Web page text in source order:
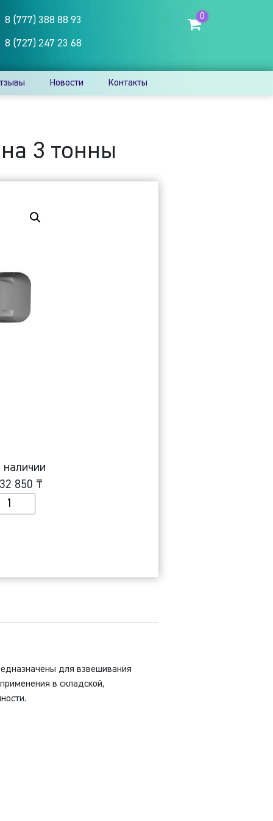
8 (777) 388 88 93
8 (727) 247 23 68
0
Новости Контакты
3 тонны
наличии
850 ₸
для взвешивания
в складской,